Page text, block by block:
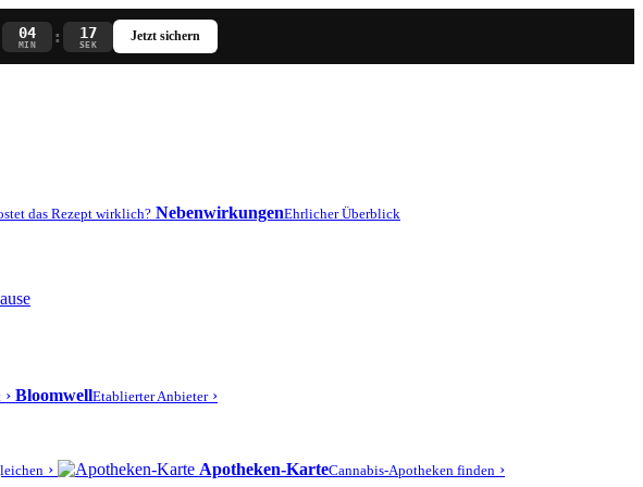
04
MIN : 17
SEK
Jetzt sichern
das Rezept wirklich? NebenwirkungenEhrlicher Überblick
› BloomwellEtablierter Anbieter ›
› Apotheken-KarteCannabis-Apotheken finden ›